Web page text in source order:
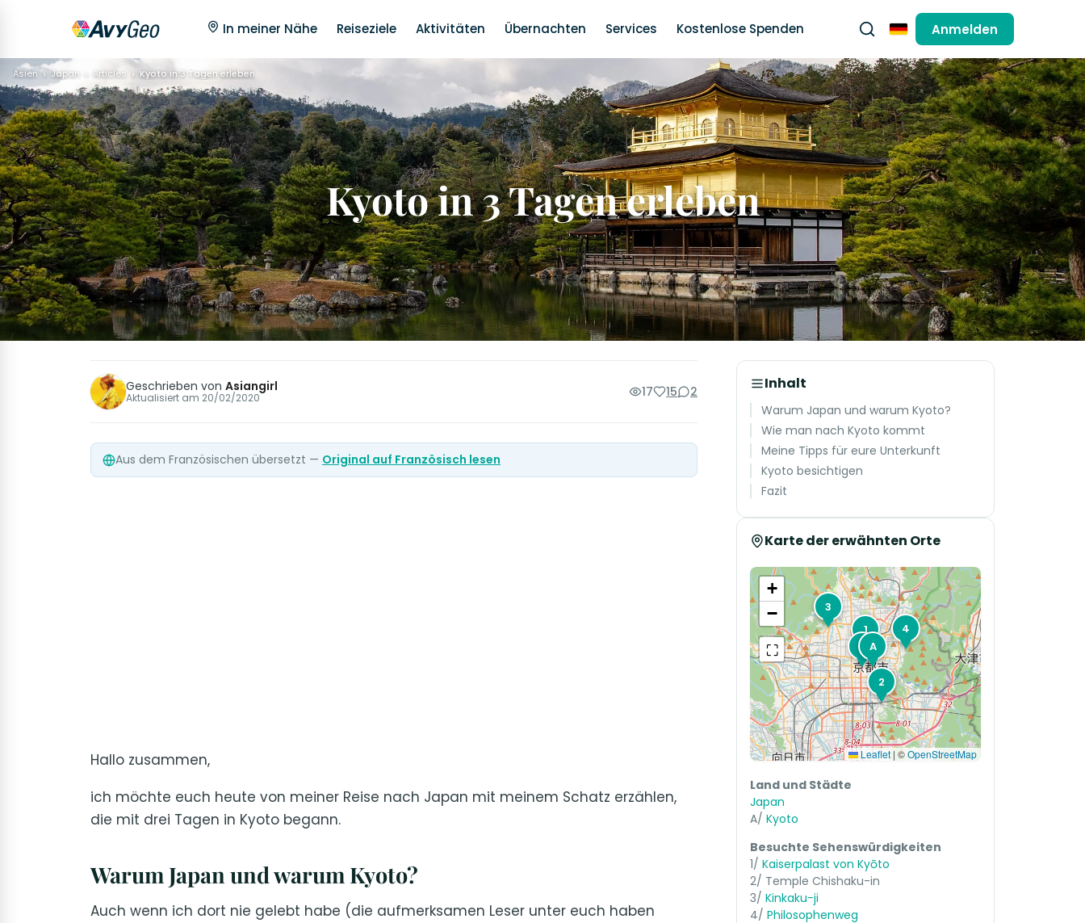
In meiner Nähe Reiseziele Aktivitäten Übernachten Services Kostenlose Spenden DeutschAnmelden
Asien Japan Articles Kyoto in 3 Tagen erleben
Kyoto in 3 Tagen erleben
Geschrieben von Asiangirl
Aktualisiert am 20/02/2020 17 15 2
Aus dem Französischen übersetzt — Original auf Französisch lesen
Hallo zusammen,
ich möchte euch heute von meiner Reise nach Japan mit meinem Schatz erzählen,
die mit drei Tagen in Kyoto begann.
Warum Japan und warum Kyoto?
Auch wenn ich dort nie gelebt habe (die aufmerksamen Leser unter euch haben
Inhalt
Warum Japan und warum Kyoto?
Wie man nach Kyoto kommt
Meine Tipps für eure Unterkunft
Kyoto besichtigen
Fazit
Karte der erwähnten Orte
1
2
3
4
5 A
+
−
⛶
Leaflet | ©OpenStreetMap
Land und Städte
Japan
A/ Kyoto
Besuchte Sehenswürdigkeiten
1/ Kaiserpalast von Kyōto
2/ Temple Chishaku-in
3/ Kinkaku-ji
4/ Philosophenweg